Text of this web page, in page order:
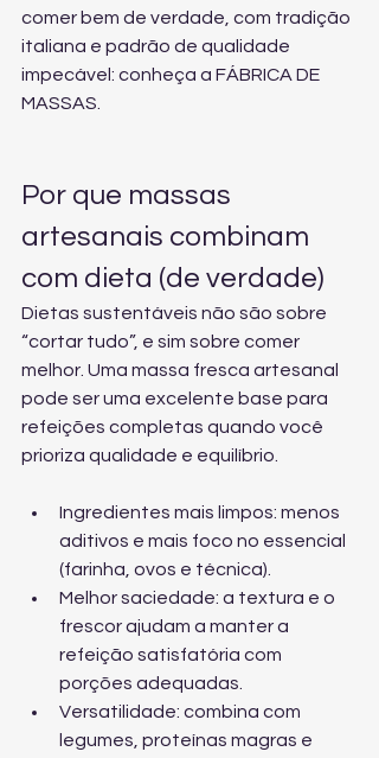
comer bem de verdade, com tradição
italiana e padrão de qualidade
impecável: conheça a FÁBRICA DE
MASSAS
Por que massas
artesanais combinam
com dieta (de verdade)
Dietas sustentáveis não são sobre
“cortar tudo”, e sim sobre comer
melhor. Uma massa fresca artesanal
pode ser uma excelente base para
refeições completas quando você
prioriza qualidade e equilíbrio.
Ingredientes mais limpos: menos
aditivos e mais foco no essencial
(farinha, ovos e técnica).
Melhor saciedade: a textura e o
frescor ajudam a manter a
refeição satisfatória com
porções adequadas.
Versatilidade: combina com
legumes, proteínas magras e